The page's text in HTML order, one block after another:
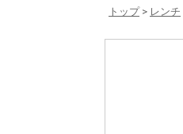
トップ> レンチ